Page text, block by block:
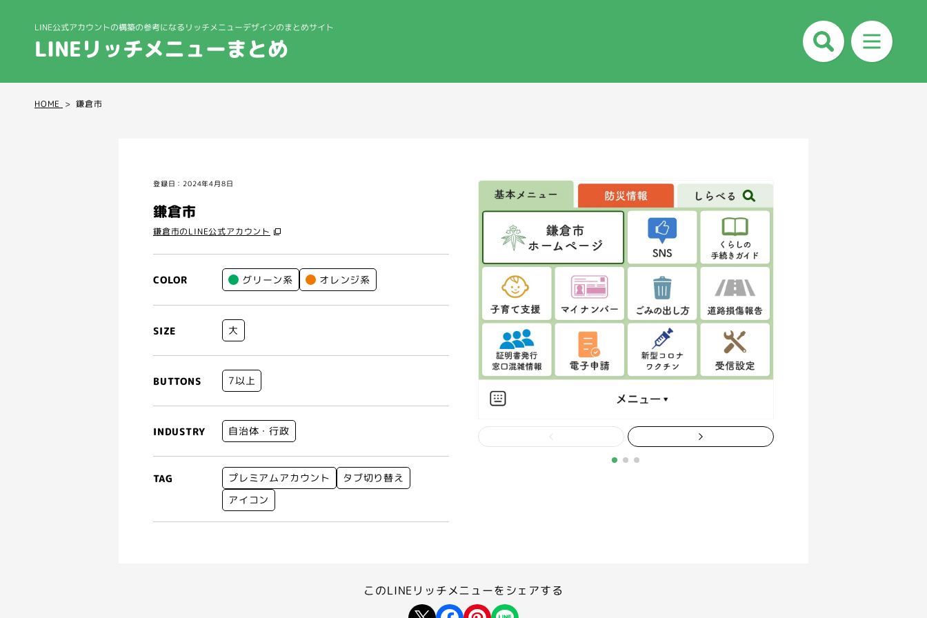
LINE公式アカウントの構築の参考になるリッチメニューデザインのまとめサイト
LINEリッチメニューまとめ
HOME 鎌倉市
登録日：2024年4月8日
鎌倉市
鎌倉市のLINE公式アカウント
COLOR グリーン系 オレンジ系
SIZE 大
BUTTONS 7以上
INDUSTRY 自治体・行政
TAG プレミアムアカウント
タブ切り替え
アイコン
このLINEリッチメニューを シェアする